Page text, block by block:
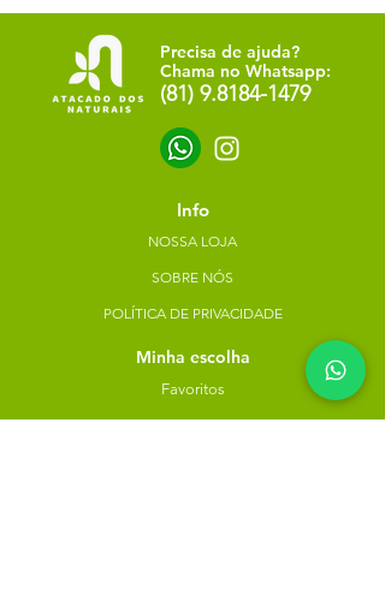
Precisa de ajuda?
Chama no Whatsapp:
(81) 9.8184-1479
Info
NOSSA LOJA
SOBRE NÓS
POLÍTICA DE PRIVACIDADE
Minha escolha
Favoritos